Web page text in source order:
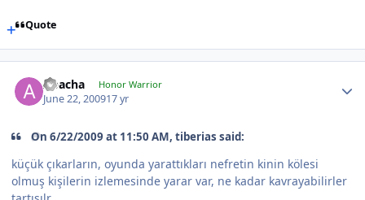
Quote
Apacha Honor Warrior
June 22, 200917 yr
On 6/22/2009 at 11:50 AM, tiberias said:
küçük çıkarların, oyunda yarattıkları nefretin kinin kölesi
olmuş kişilerin izlemesinde yarar var, ne kadar kavrayabilirler